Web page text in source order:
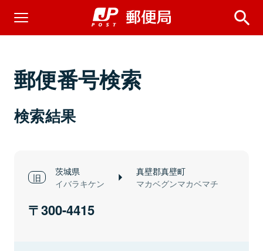
郵便番号検索
検索結果
茨城県
イバラキケン
真壁郡真壁町
マカベグンマカベマチ
300-4415